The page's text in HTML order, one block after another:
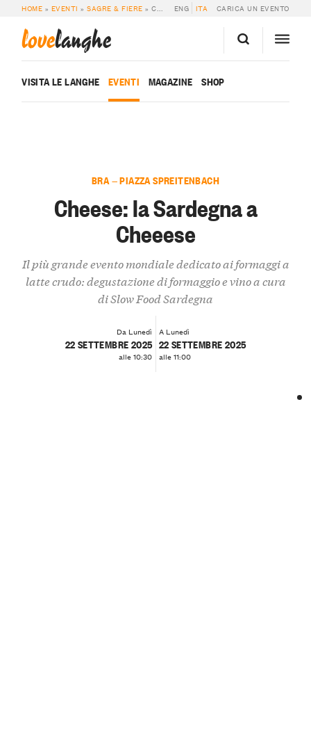
HOME » EVENTI »SAGRE & FIERE »CHEESE: LA SARDEGNA A CHEEESE ENG ITA CARICA UN EVENTO
lovelanghe
VISITA LE LANGHE EVENTI MAGAZINE SHOP
BRA — PIAZZA SPREITENBACH
Cheese: la Sardegna a
Cheeese
Il più grande evento mondiale dedicato ai formaggi a
latte crudo: degustazione di formaggio e vino a cura
di Slow Food Sardegna
Da Lunedì
22 SETTEMBRE 2025
alle 10:30
A Lunedì
22 SETTEMBRE 2025
alle 11:00